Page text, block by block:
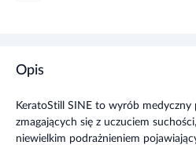
Opis
KeratoStill SINE to wyrób medyczny
zmagających się z uczuciem
niewielkim podrażnieniem